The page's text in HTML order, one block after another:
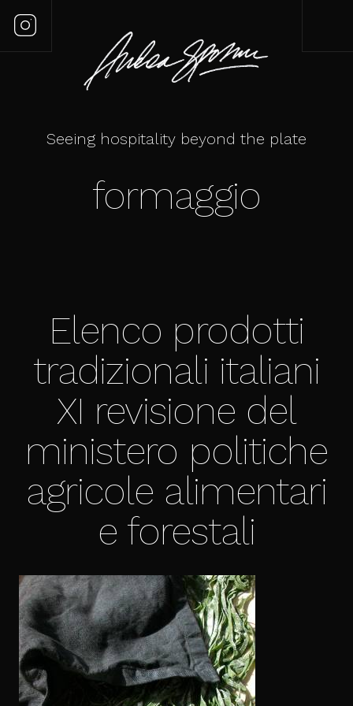
Seeing hospitality beyond the plate
formaggio
Elenco prodotti
tradizionali italiani
XI revisione del
ministero politiche
agricole alimentari
e forestali